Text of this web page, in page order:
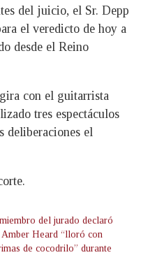
del juicio, el Sr. Depp
el veredicto de hoy a
desde el Reino
con el guitarrista
tres espectáculos
deliberaciones el
del jurado declaró
Amber Heard “lloró con
de cocodrilo” durante